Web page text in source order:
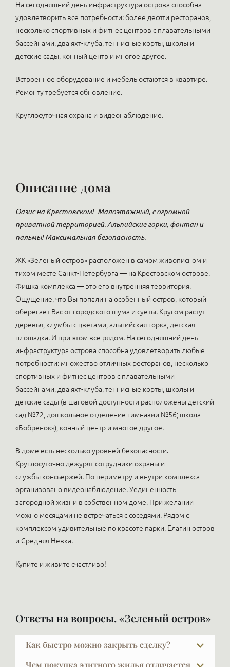
На сегодняшний день инфраструктура острова способна
удовлетворить все потребности: более десяти ресторанов,
несколько спортивных и фитнес центров с плавательными
бассейнами, два яхт-клуба, теннисные корты, школы и
детские сады, конный центр и многое другое.
Встроенное оборудование и мебель остаются в квартире.
Ремонту требуется обновление.
Круглосуточная охрана и видеонаблюдение.
Описание дома
Оазис на Крестовском! Малоэтажный, с огромной
приватной территорией. Альпийские горки, фонтан и
пальмы! Максимальная безопасность.
ЖК «Зеленый остров» расположен в самом живописном и
тихом месте Санкт-Петербурга — на Крестовском острове.
Фишка комплекса — это его внутренняя территория.
Ощущение, что Вы попали на особенный остров, который
оберегает Вас от городского шума и суеты. Кругом растут
деревья, клумбы с цветами, альпийская горка, детская
площадка. И при этом все рядом. На сегодняшний день
инфраструктура острова способна удовлетворить любые
потребности: множество отличных ресторанов, несколько
спортивных и фитнес центров с плавательными
бассейнами, два яхт-клуба, теннисные корты, школы и
детские сады (в шаговой доступности расположены детский
сад №72, дошкольное отделение гимназии №56; школа
«Бобренок»), конный центр и многое другое.
В доме есть несколько уровней безопасности.
Круглосуточно дежурят сотрудники охраны и
службы консьержей. По периметру и внутри комплекса
организовано видеонаблюдение. Уединенность
загородной жизни в собственном доме. При желании
можно месяцами не встречаться с соседями. Рядом с
комплексом удивительные по красоте парки, Елагин остров
и Средняя Невка.
Купите и живите счастливо!
Ответы на вопросы. «Зеленый остров»
Как быстро можно закрыть сделку?
Обычный срок сделки — около трёх недель.
Чем покупка элитного жилья отличается